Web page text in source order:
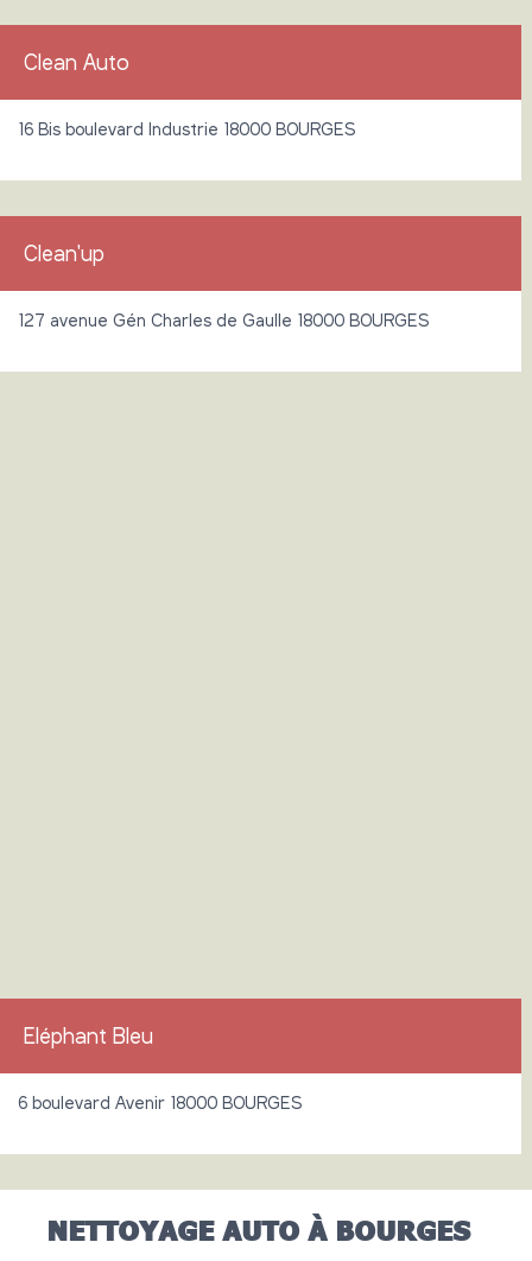
Clean Auto
16 Bis boulevard Industrie 18000 BOURGES
Clean'up
127 avenue Gén Charles de Gaulle 18000 BOURGES
Eléphant Bleu
6 boulevard Avenir 18000 BOURGES
NETTOYAGE AUTO À BOURGES